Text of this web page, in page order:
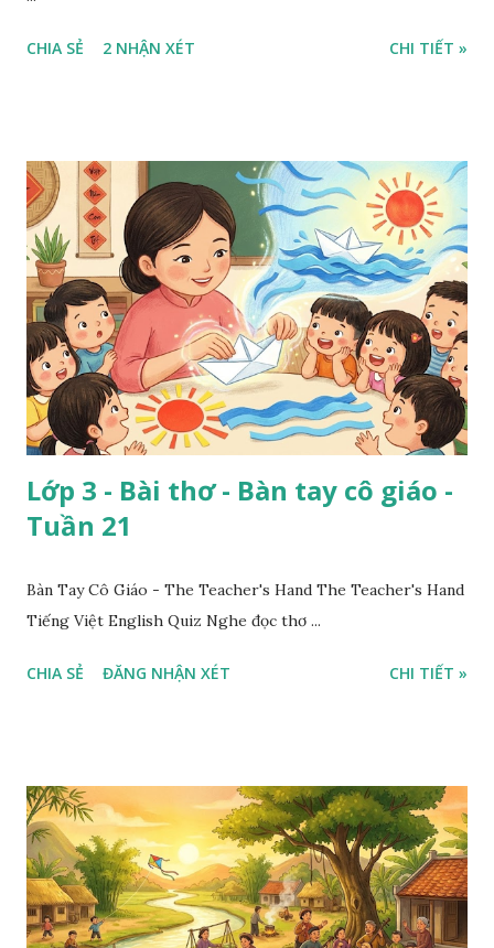
CHIA SẺ 2 NHẬN XÉT CHI TIẾT »
Lớp 3 - Bài thơ - Bàn tay cô giáo -
Tuần 21
Bàn Tay Cô Giáo - The Teacher's Hand The Teacher's Hand
Tiếng Việt English Quiz Nghe đọc thơ ...
CHIA SẺ ĐĂNG NHẬN XÉT CHI TIẾT »